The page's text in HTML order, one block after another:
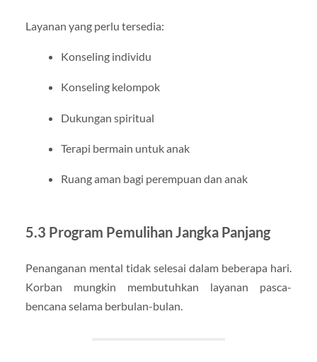
Layanan yang perlu tersedia:
Konseling individu
Konseling kelompok
Dukungan spiritual
Terapi bermain untuk anak
Ruang aman bagi perempuan dan anak
5.3 Program Pemulihan Jangka Panjang
Penanganan mental tidak selesai dalam beberapa hari.
Korban mungkin membutuhkan layanan pasca-
bencana selama berbulan-bulan.